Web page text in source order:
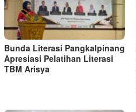
Bunda Literasi Pangkalpinang
Apresiasi Pelatihan Literasi
TBM Arisya